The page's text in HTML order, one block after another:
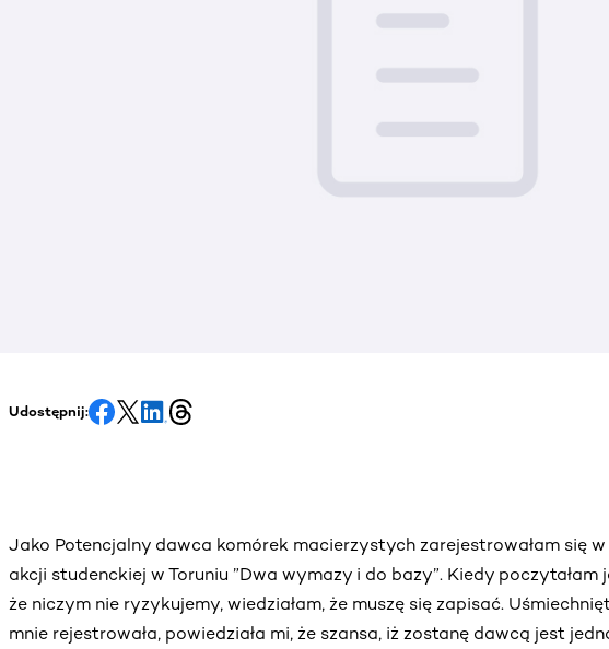
Udostępnij:
Jako Potencjalny dawca komórek macierzystych zarejestrowałam się
akcji studenckiej w Toruniu ”Dwa wymazy i do bazy”. Kiedy
że niczym nie ryzykujemy, wiedziałam, że muszę się zapisać.
mnie rejestrowała, powiedziała mi, że szansa, iż zostanę dawcą jest